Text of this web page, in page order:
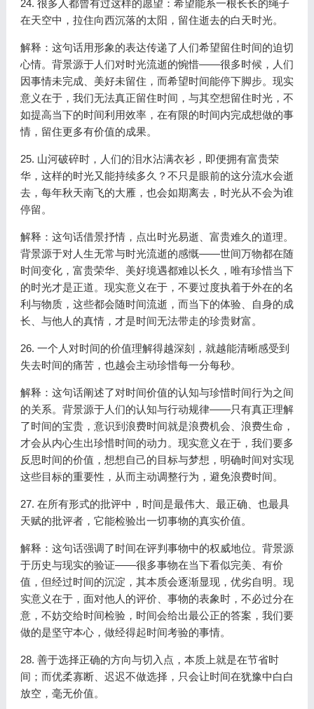
24. 很多人都曾有过这样的愿望：希望能系一根长长的绳子
在天空中，拉住向西沉落的太阳，留住逝去的白天时光。
解释：这句话用形象的表达传递了人们希望留住时间的迫切
心情。背景源于人们对时光流逝的惋惜——很多时候，人们
因事情未完成、美好未留住，而希望时间能停下脚步。现实
意义在于，我们无法真正留住时间，与其空想留住时光，不
如提高当下的时间利用效率，在有限的时间内完成想做的事
情，留住更多有价值的成果。
25. 山河破碎时，人们的泪水沾满衣衫，即便拥有富贵荣
华，这样的时光又能持续多久？不只是眼前的这分流水会逝
去，每年秋天南飞的大雁，也会如期离去，时光从不会为谁
停留。
解释：这句话借景抒情，点出时光易逝、富贵难久的道理。
背景源于对人生无常与时光流逝的感慨——世间万物都在随
时间变化，富贵荣华、美好境遇都难以长久，唯有珍惜当下
的时光才是正道。现实意义在于，不要过度执着于外在的名
利与物质，这些都会随时间流逝，而当下的体验、自身的成
长、与他人的真情，才是时间无法带走的珍贵财富。
26. 一个人对时间的价值理解得越深刻，就越能清晰感受到
失去时间的痛苦，也越会主动珍惜每一分每秒。
解释：这句话阐述了对时间价值的认知与珍惜时间行为之间
的关系。背景源于人们的认知与行动规律——只有真正理解
了时间的宝贵，意识到浪费时间就是浪费机会、浪费生命，
才会从内心生出珍惜时间的动力。现实意义在于，我们要多
反思时间的价值，想想自己的目标与梦想，明确时间对实现
这些目标的重要性，从而主动调整行为，避免浪费时间。
27. 在所有形式的批评中，时间是最伟大、最正确、也最具
天赋的批评者，它能检验出一切事物的真实价值。
解释：这句话强调了时间在评判事物中的权威地位。背景源
于历史与现实的验证——很多事物在当下看似完美、有价
值，但经过时间的沉淀，其本质会逐渐显现，优劣自明。现
实意义在于，面对他人的评价、事物的表象时，不必过分在
意，不妨交给时间检验，时间会给出最公正的答案，我们要
做的是坚守本心，做经得起时间考验的事情。
28. 善于选择正确的方向与切入点，本质上就是在节省时
间；而优柔寡断、迟迟不做选择，只会让时间在犹豫中白白
放空，毫无价值。